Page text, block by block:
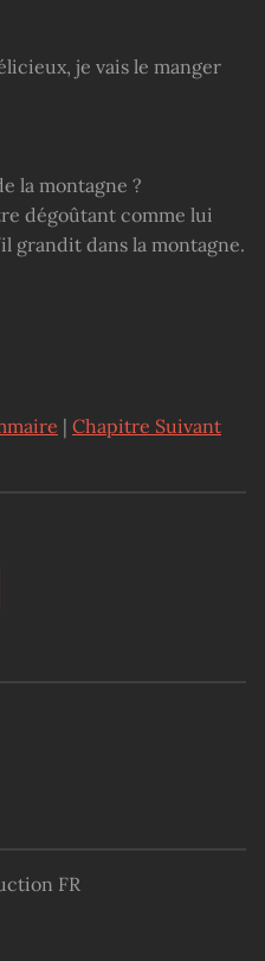
je vais le manger
la montagne ?
dégoûtant comme lui
grandit dans la montagne.
| Chapitre Suivant
FR